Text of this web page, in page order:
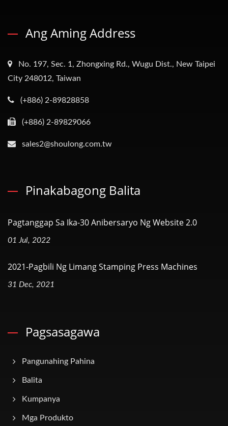
Ang Aming Address
No. 197, Sec. 1, Zhongxing Rd., Wugu Dist., New Taipei
City 248012, Taiwan
(+886) 2-89828858
(+886) 2-89829066
sales2@shoulong.com.tw
Pinakabagong Balita
Pagtanggap Sa Ika-30 Anibersaryo Ng Website 2.0
01 Jul, 2022
2021-Pagbili Ng Limang Stamping Press Machines
31 Dec, 2021
Pagsasagawa
Pangunahing Pahina
Balita
Kumpanya
Mga Produkto